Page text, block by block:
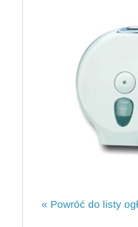
« Powróć do listy